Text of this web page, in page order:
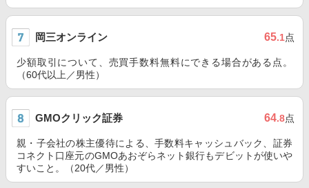
岡三オンライン 65.1点
少額取引について、売買手数料無料にできる場合がある点。
（60代以上／男性）
GMOクリック証券 64.8点
親・子会社の株主優待による、手数料キャッシュバック、証券
コネクト口座元のGMOあおぞらネット銀行もデビットが使いや
すいこと。（20代／男性）